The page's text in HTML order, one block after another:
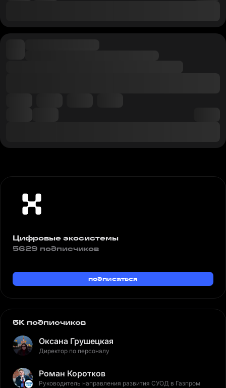
Цифровые экосистемы
5629 подписчиков
подписаться
5K подписчиков
Оксана Грушецкая
Директор по персоналу
Роман Коротков
Руководитель направления развития СУОД в Газпром